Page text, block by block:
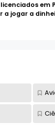
licenciados em
a jogar a